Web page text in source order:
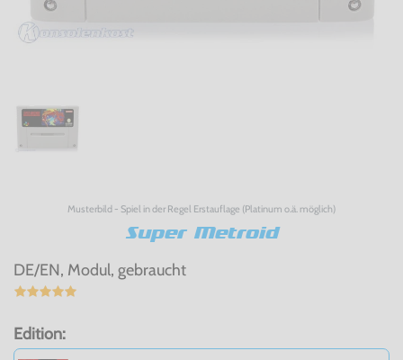
Musterbild - Spiel in der Regel Erstauflage (Platinum o.ä. möglich)
Super Metroid
DE/EN, Modul, gebraucht
Edition: